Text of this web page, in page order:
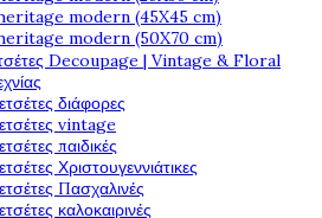
modern (45X45 cm)
modern (50X70 cm)
Decoupage | Vintage & Floral
διάφορες
vintage
παιδικές
Χριστουγεννιάτικες
Πασχαλινές
καλοκαιρινές